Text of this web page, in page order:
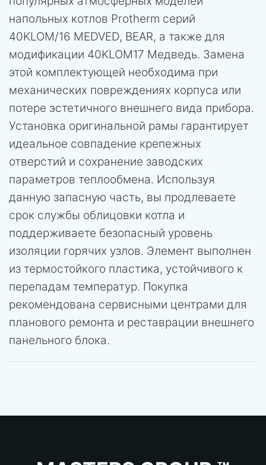
напольных котлов Protherm серий
40KLOM/16 MEDVED, BEAR, а также для
модификации 40KLOM17 Медведь. Замена
этой комплектующей необходима при
механических повреждениях корпуса или
потере эстетичного внешнего вида прибора.
Установка оригинальной рамы гарантирует
идеальное совпадение крепежных
отверстий и сохранение заводских
параметров теплообмена. Используя
данную запасную часть, вы продлеваете
срок службы облицовки котла и
поддерживаете безопасный уровень
изоляции горячих узлов. Элемент выполнен
из термостойкого пластика, устойчивого к
перепадам температур. Покупка
рекомендована сервисными центрами для
планового ремонта и реставрации внешнего
панельного блока.